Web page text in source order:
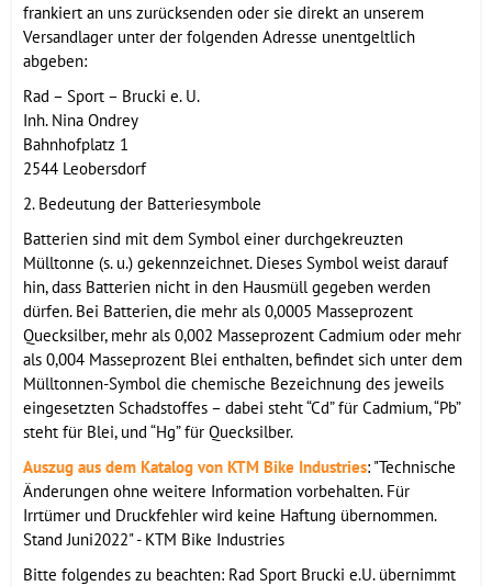
frankiert an uns zurücksenden oder sie direkt an unserem
Versandlager unter der folgenden Adresse unentgeltlich
abgeben:
Rad – Sport – Brucki e. U.
Inh. Nina Ondrey
Bahnhofplatz 1
2544 Leobersdorf
2. Bedeutung der Batteriesymbole
Batterien sind mit dem Symbol einer durchgekreuzten
Mülltonne (s. u.) gekennzeichnet. Dieses Symbol weist darauf
hin, dass Batterien nicht in den Hausmüll gegeben werden
dürfen. Bei Batterien, die mehr als 0,0005 Masseprozent
Quecksilber, mehr als 0,002 Masseprozent Cadmium oder mehr
als 0,004 Masseprozent Blei enthalten, befindet sich unter dem
Mülltonnen-Symbol die chemische Bezeichnung des jeweils
eingesetzten Schadstoffes – dabei steht “Cd” für Cadmium, “Pb”
steht für Blei, und “Hg” für Quecksilber.
Auszug aus dem Katalog von KTM Bike Industries: "Technische
Änderungen ohne weitere Information vorbehalten. Für
Irrtümer und Druckfehler wird keine Haftung übernommen.
Stand Juni2022" - KTM Bike Industries
Bitte folgendes zu beachten: Rad Sport Brucki e.U. übernimmt